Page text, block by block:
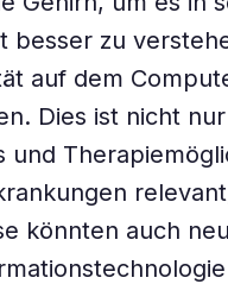
besser zu
auf dem
Dies ist nicht
und
könnten auch